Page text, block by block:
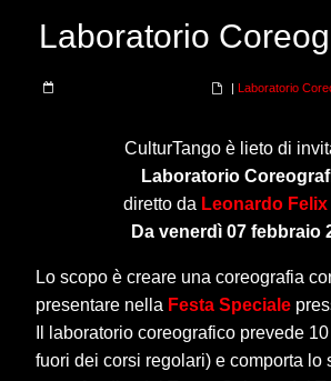
Laboratorio
|Laboratorio
CulturTango è lieto di
Laboratorio
diretto da Leonardo
Da venerdì 07 febbraio
Lo scopo è creare una coreografia
presentare nella Festa Speciale
Il laboratorio coreografico prevede
fuori dei corsi regolari) e comporta lo